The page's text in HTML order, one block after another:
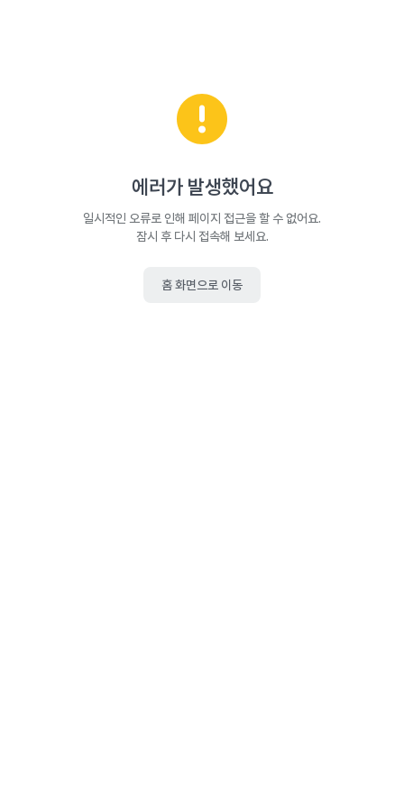
에러가 발생했어요
일시적인 오류로 인해 페이지 접근을 할 수 없어요.
잠시 후 다시 접속해 보세요.
홈 화면으로 이동